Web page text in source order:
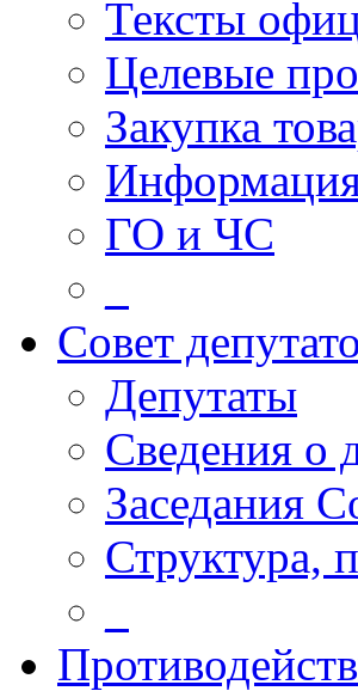
Тексты
Целевые
Закупка
Информация
ГО и ЧС
Совет
Депутаты
Сведения о
Заседания
Структура,